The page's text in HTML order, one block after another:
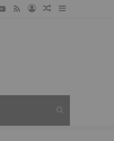
Sidebar
Losowy
Zaloguj
RSS
YouTube